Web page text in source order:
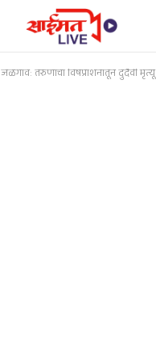
जळगाव: तरुणाचा विषप्राशनातून दुर्दैवी मृत्यू